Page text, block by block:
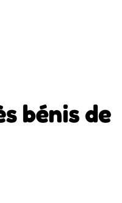
bénis de